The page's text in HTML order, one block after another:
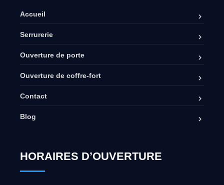
Accueil
Serrurerie
Ouverture de porte
Ouverture de coffre-fort
Contact
Blog
HORAIRES D’OUVERTURE